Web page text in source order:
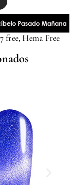
free, Hema Free